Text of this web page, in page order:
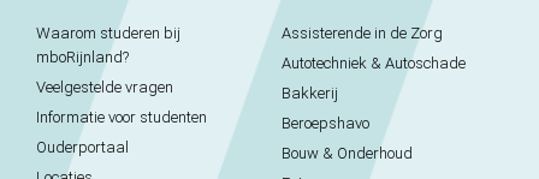
Waarom studeren bij
mboRijnland?
Veelgestelde vragen
Informatie voor studenten
Ouderportaal
Assisterende in de Zorg
Autotechniek & Autoschade
Bakkerij
Beroepshavo
Bouw & Onderhoud